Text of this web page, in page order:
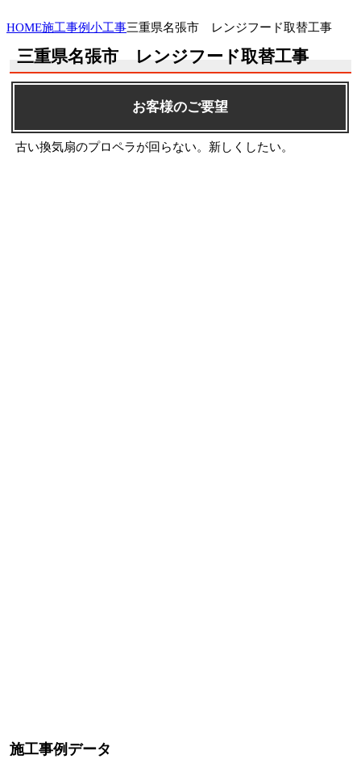
HOME施工事例小工事三重県名張市 レンジフード取替工事
三重県名張市 レンジフード取替工事
お客様のご要望
古い換気扇のプロペラが回らない。新しくしたい。
施工事例データ